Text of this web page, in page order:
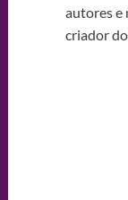
autores e
criador